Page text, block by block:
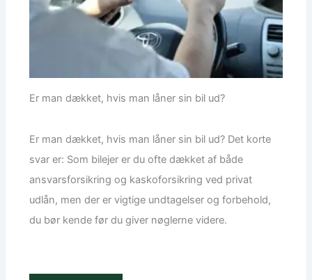
Er man dækket, hvis man låner sin bil ud?
Er man dækket, hvis man låner sin bil ud? Det korte
svar er: Som bilejer er du ofte dækket af både
ansvarsforsikring og kaskoforsikring ved privat
udlån, men der er vigtige undtagelser og forbehold,
du bør kende før du giver nøglerne videre.